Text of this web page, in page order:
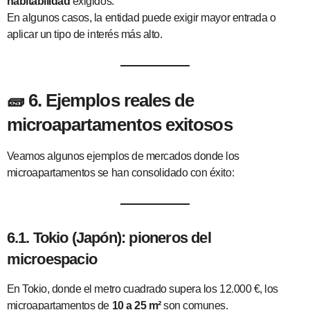
En algunos casos, la entidad puede exigir mayor entrada o
aplicar un tipo de interés más alto.
🧱 6. Ejemplos reales de
microapartamentos exitosos
Veamos algunos ejemplos de mercados donde los
microapartamentos se han consolidado con éxito:
6.1. Tokio (Japón): pioneros del
microespacio
En Tokio, donde el metro cuadrado supera los 12.000 €, los
microapartamentos de 10 a 25 m²son comunes.